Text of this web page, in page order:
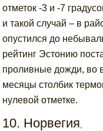
отметок -3 и -7
и такой случай – в
опустился до
рейтинг Эстонию
проливные дожди, во
месяцы столбик
нулевой отметке.
10. Норвегия